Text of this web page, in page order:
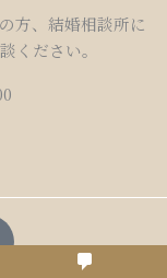
方、結婚相談所に
ください。